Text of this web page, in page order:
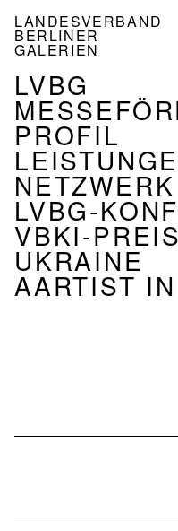
zum
Inhalt
LANDESVERBAND
BERLINER
GALERIEN
NAVIGATION
VERBAND
LVBG
PROFIL
NETZWERK
LVBG-
VBKI-PREIS
UKRAINE
AARTIST